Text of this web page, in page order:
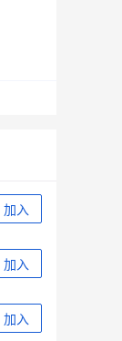
加入
加入
加入